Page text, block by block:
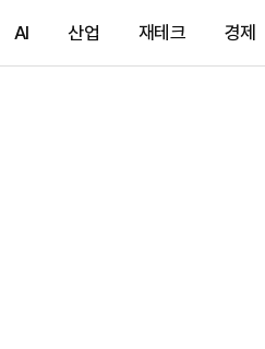
AI 산업 재테크 경제